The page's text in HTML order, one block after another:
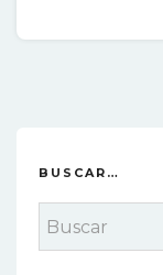
BUSCAR…